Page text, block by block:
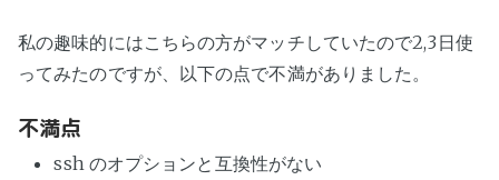
私の趣味的にはこちらの方がマッチしていたので2,3日使
ってみたのですが、以下の点で不満がありました。
不満点
ssh のオプションと互換性がない